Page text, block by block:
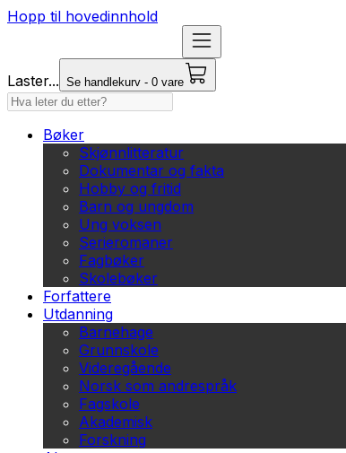
Hopp til hovedinnhold
Laster... Se handlekurv - 0 vare
Bøker
Skjønnlitteratur
Dokumentar og fakta
Hobby og fritid
Barn og ungdom
Ung voksen
Serieromaner
Fagbøker
Skolebøker
Forfattere
Utdanning
Barnehage
Grunnskole
Videregående
Norsk som andrespråk
Fagskole
Akademisk
Forskning